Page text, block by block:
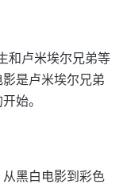
和卢米埃尔兄弟等
是卢米埃尔兄弟
始。
黑白电影到彩色